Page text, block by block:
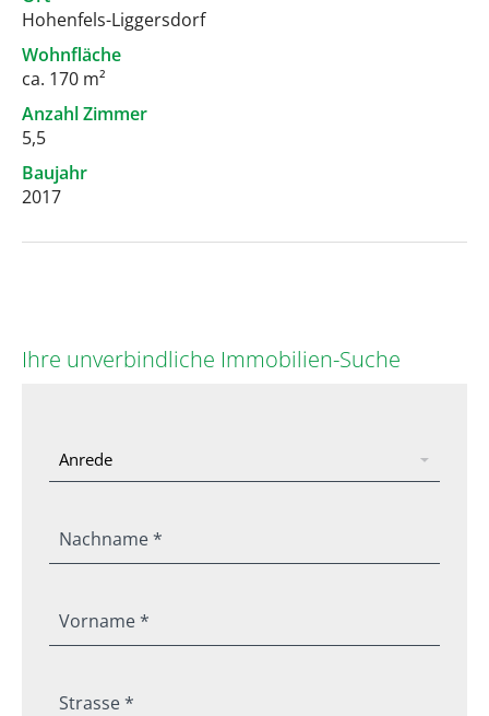
Hohenfels-Liggersdorf
Wohnfläche
ca. 170 m²
Anzahl Zimmer
5,5
Baujahr
2017
Ihre unverbindliche Immobilien-Suche
Nachname *
Vorname *
Strasse *